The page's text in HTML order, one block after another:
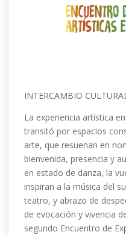
INTERCAMBIO
La experiencia artística
transitó por espacios
arte, que resuenan en
bienvenida, presencia y
en estado de danza, la
inspiran a la música del
teatro, y abrazo de
de evocación y vivencia
segundo Encuentro de